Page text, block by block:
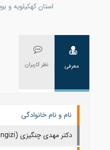
استان كهكيلويه و
معرفی نظر کاربران
نام و نام خانوادگی
دکتر مهدی چنگیزی (Dr. Mahdi Changizi)